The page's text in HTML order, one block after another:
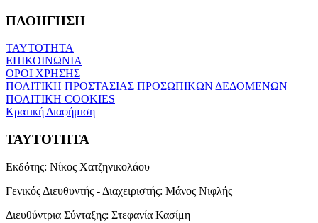
ΠΛΟΗΓΗΣΗ
ΤΑΥΤΟΤΗΤΑ
ΕΠΙΚΟΙΝΩΝΙΑ
ΟΡΟΙ ΧΡΗΣΗΣ
ΠΟΛΙΤΙΚΗ ΠΡΟΣΤΑΣΙΑΣ ΠΡΟΣΩΠΙΚΩΝ ΔΕΔΟΜΕΝΩΝ
ΠΟΛΙΤΙΚΗ COOKIES
Κρατική Διαφήμιση
ΤΑΥΤΟΤΗΤΑ
Εκδότης: Νίκος Χατζηνικολάου
Γενικός Διευθυντής - Διαχειριστής: Μάνος Νιφλής
Διευθύντρια Σύνταξης: Στεφανία Κασίμη